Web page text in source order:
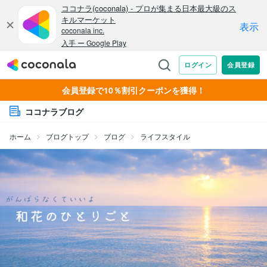
会員登録で10％割引クーポンを獲得！
ココナラブログ
ホーム ブログトップ ブログ ライフスタイル